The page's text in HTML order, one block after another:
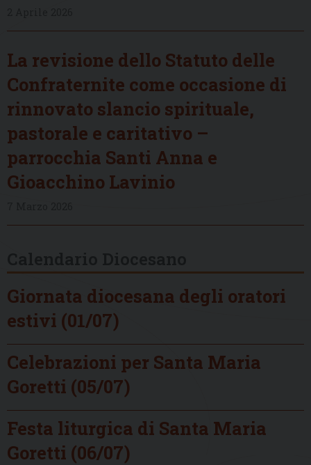
La revisione dello Statuto delle
Confraternite come occasione di
rinnovato slancio spirituale,
pastorale e caritativo –
parrocchia Santi Anna e
Gioacchino Lavinio
Giornata diocesana degli oratori
estivi (01/07)
Celebrazioni per Santa Maria
Goretti (05/07)
Festa liturgica di Santa Maria
Goretti (06/07)